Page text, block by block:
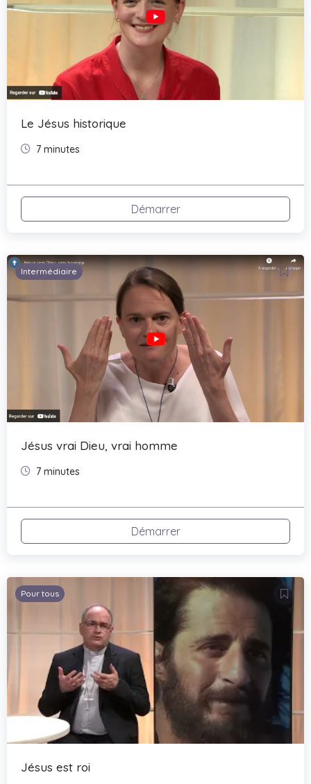
Le Jésus historique
7 minutes
Démarrer
Intermédiaire
Jésus vrai Dieu, vrai homme
7 minutes
Démarrer
Pour tous
Jésus est roi